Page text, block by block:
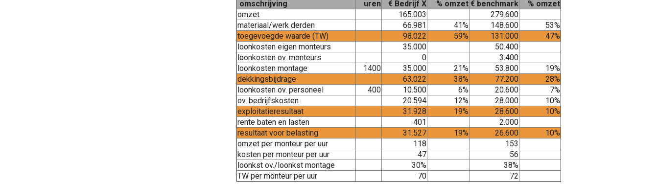
omschrijving uren € Bedrijf X % omzet € benchmark
% omzet
omzet
165.003
279.600
materiaal/werk derden
66.981 41% 148.600
53%
toegevoegde waarde (TW)
98.022 59% 131.000
47%
loonkosten eigen monteurs
35.000
50.400
loonkosten ov. monteurs
0
3.400
loonkosten montage
1400 35.000 21% 53.800
19%
dekkingsbijdrage
63.022 38% 77.200
28%
loonkosten ov. personeel
400 10.500 6% 20.600
7%
ov. bedrijfskosten
20.594 12% 28.000
10%
exploitatieresultaat
31.928 19% 28.600
10%
rente baten en lasten
401
2.000
resultaat voor belasting
31.527 19% 26.600
10%
omzet per monteur per uur
118
153
kosten per monteur per uur
47
56
loonkst ov./loonkst montage
30%
38%
TW per monteur per uur
70 72